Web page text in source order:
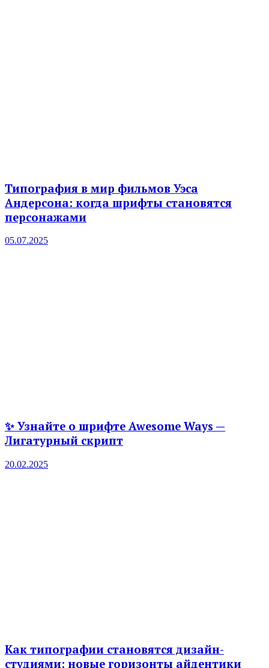
Типография в мир фильмов Уэса
Андерсона: когда шрифты становятся
персонажами
05.07.2025
✨ Узнайте о шрифте Awesome Ways —
Лигатурный скрипт
20.02.2025
Как типографии становятся дизайн-
студиями: новые горизонты айдентики